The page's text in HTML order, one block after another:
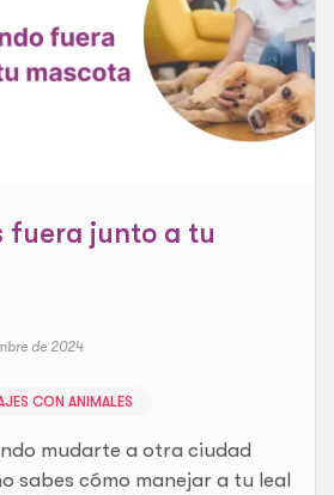
fuera junto a tu
de 2024
CON ANIMALES
mudarte a otra ciudad
sabes cómo manejar a tu leal